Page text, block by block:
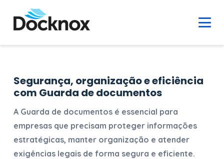
Segurança, organização e eficiência
com Guarda de documentos
A Guarda de documentosé essencial para
empresas que precisam proteger informações
estratégicas, manter organização e atender
exigências legais de forma segura e eficiente.